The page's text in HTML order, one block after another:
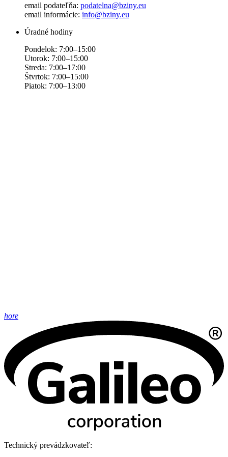
email podateľňa: podatelna@bziny.eu
email informácie: info@bziny.eu
Úradné hodiny
Pondelok: 7:00–15:00
Utorok: 7:00–15:00
Streda: 7:00–17:00
Štvrtok: 7:00–15:00
Piatok: 7:00–13:00
hore
Technický prevádzkovateľ: